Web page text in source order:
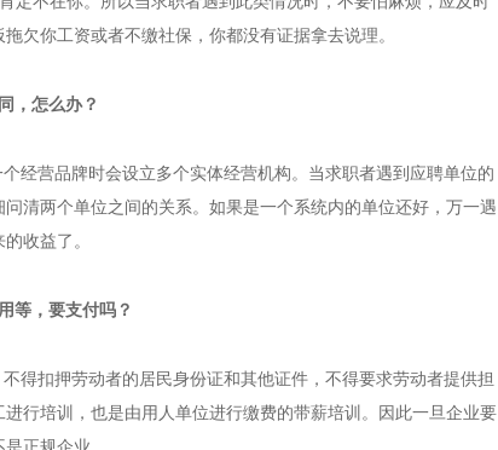
欠你工资或者不缴社保，你都没有证据拿去说理。
，怎么办？
经营品牌时会设立多个实体经营机构。当求职者遇到应聘单位的
清两个单位之间的关系。如果是一个系统内的单位还好，万一遇
收益了。
等，要支付吗？
得扣押劳动者的居民身份证和其他证件，不得要求劳动者提供担
行培训，也是由用人单位进行缴费的带薪培训。因此一旦企业要